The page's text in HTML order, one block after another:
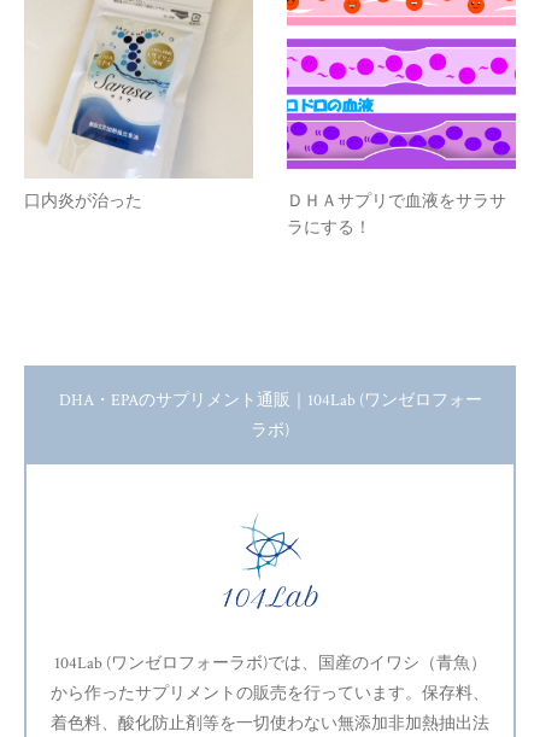
口内炎が治った
ＤＨＡサプリで血液をサラサ
ラにする！
DHA・EPAのサプリメント通販｜104Lab (ワンゼロフォー
ラボ)
104Lab (ワンゼロフォーラボ)では、国産のイワシ（青魚）
から作ったサプリメントの販売を行っています。保存料、
着色料、酸化防止剤等を一切使わない無添加非加熱抽出法